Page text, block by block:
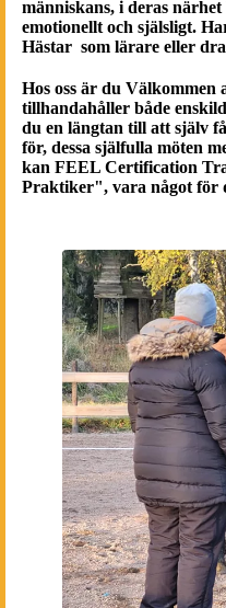
människans, i deras
emotionellt och själsligt.
Hästar som lärare eller
Hos oss är du Välkommen
tillhandahåller både
du en längtan till att själv
för, dessa själfulla möten
kan FEEL Certification
Praktiker", vara något för